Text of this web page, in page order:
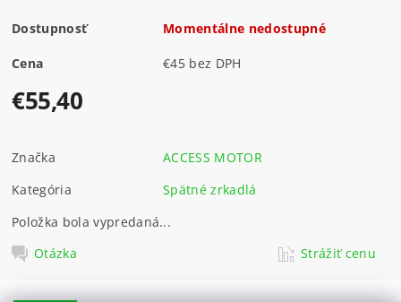
Dostupnosť Momentálne nedostupné
Cena €45 bez DPH
€55,40
Značka
ACCESS MOTOR
Kategória
Spätné zrkadlá
Položka bola vypredaná...
Otázka
Strážiť cenu